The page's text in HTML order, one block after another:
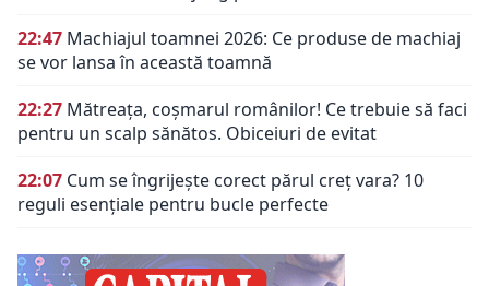
22:47 Machiajul toamnei 2026: Ce produse de machiaj
se vor lansa în această toamnă
22:27 Mătreața, coșmarul românilor! Ce trebuie să faci
pentru un scalp sănătos. Obiceiuri de evitat
22:07 Cum se îngrijește corect părul creț vara? 10
reguli esențiale pentru bucle perfecte